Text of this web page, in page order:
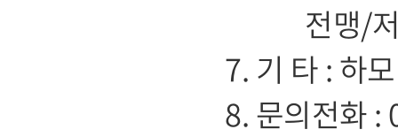
전맹/저시
7. 기 타 : 하
8. 문의전화